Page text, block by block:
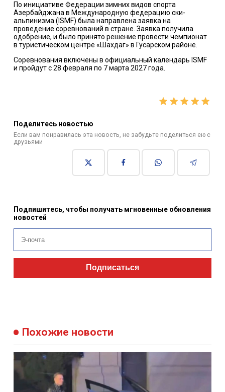
По инициативе Федерации зимних видов спорта
Азербайджана в Международную федерацию ски-
альпинизма (ISMF) была направлена заявка на
проведение соревнований в стране. Заявка получила
одобрение, и было принято решение провести чемпионат
в туристическом центре «Шахдаг» в Гусарском районе.
Соревнования включены в официальный календарь ISMF
и пройдут с 28 февраля по 7 марта 2027 года.
Поделитесь новостью
Если вам понравилась эта новость, не забудьте поделиться ею с
друзьями
Подпишитесь, чтобы получать мгновенные обновления
новостей
Подписаться
Похожие новости